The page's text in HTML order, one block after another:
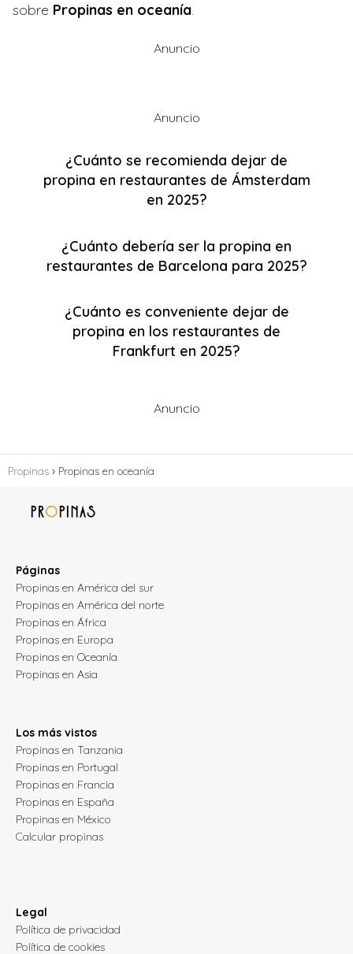
sobre Propinas en oceanía.
Anuncio
Anuncio
¿Cuánto se recomienda dejar de
propina en restaurantes de Ámsterdam
en 2025?
¿Cuánto debería ser la propina en
restaurantes de Barcelona para 2025?
¿Cuánto es conveniente dejar de
propina en los restaurantes de
Frankfurt en 2025?
Anuncio
Propinas Propinas en oceanía
Páginas
Propinas en América del sur
Propinas en América del norte
Propinas en África
Propinas en Europa
Propinas en Oceanía
Propinas en Asia
Los más vistos
Propinas en Tanzania
Propinas en Portugal
Propinas en Francia
Propinas en España
Propinas en México
Calcular propinas
Legal
Política de privacidad
Política de cookies